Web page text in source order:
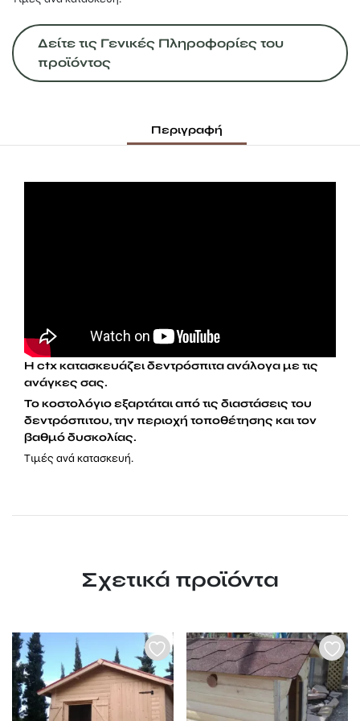
Δείτε τις Γενικές Πληροφορίες του
προϊόντος
Περιγραφή
Η ctx κατασκευάζει δεντρόσπιτα ανάλογα με τις
ανάγκες σας.
Το κοστολόγιο εξαρτάται από τις διαστάσεις του
δεντρόσπιτου, την περιοχή τοποθέτησης και τον
βαθμό δυσκολίας.
Τιμές ανά κατασκευή.
Σχετικά προϊόντα